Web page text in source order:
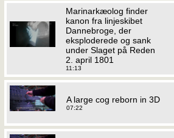
Marinarkæolog finder
kanon fra linjeskibet
Dannebroge, der
eksploderede og sank
under Slaget på Reden
2. april 1801
11:13
A large cog reborn in 3D
07:22